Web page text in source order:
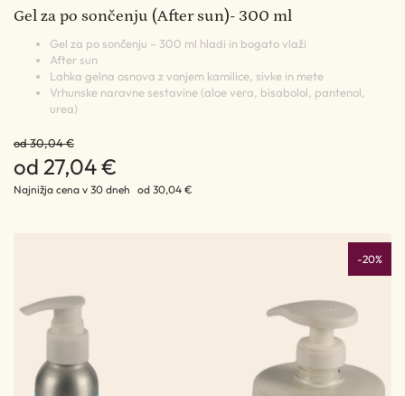
Gel za po sončenju (After sun)- 300 ml
Gel za po sončenju – 300 ml hladi in bogato vlaži
After sun
Lahka gelna osnova z vonjem kamilice, sivke in mete
Vrhunske naravne sestavine (aloe vera, bisabolol, pantenol,
urea)
od 30,04 €
od 27,04 €
Najnižja cena v 30 dneh od 30,04 €
-20%